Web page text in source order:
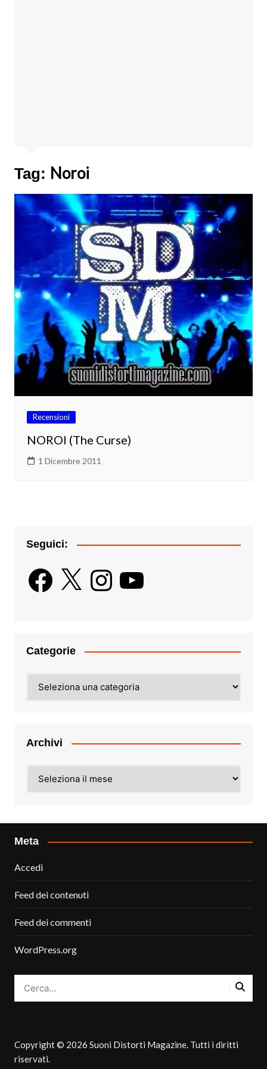
Tag: Noroi
Recensioni
NOROI (The Curse)
1 Dicembre 2011
Seguici:
Facebook
X InstagramYouTube
Categorie
Archivi
Meta
Accedi
Feed dei contenuti
Feed dei commenti
WordPress.org
Copyright © 2026 Suoni Distorti Magazine. Tutti i diritti
riservati.